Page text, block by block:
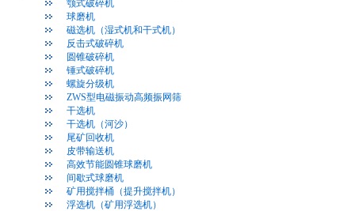
颚式破碎机
球磨机
磁选机（湿式机和干式机）
反击式破碎机
圆锥破碎机
锤式破碎机
螺旋分级机
ZWS型电磁振动高频振网筛
干选机
干选机（河沙）
尾矿回收机
皮带输送机
高效节能圆锥球磨机
间歇式球磨机
矿用搅拌桶（提升搅拌机）
浮选机（矿用浮选机）